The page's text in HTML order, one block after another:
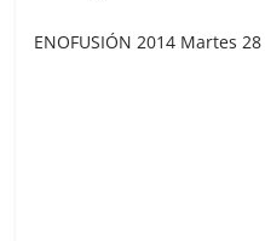
ENOFUSIÓN 2014 Martes 28